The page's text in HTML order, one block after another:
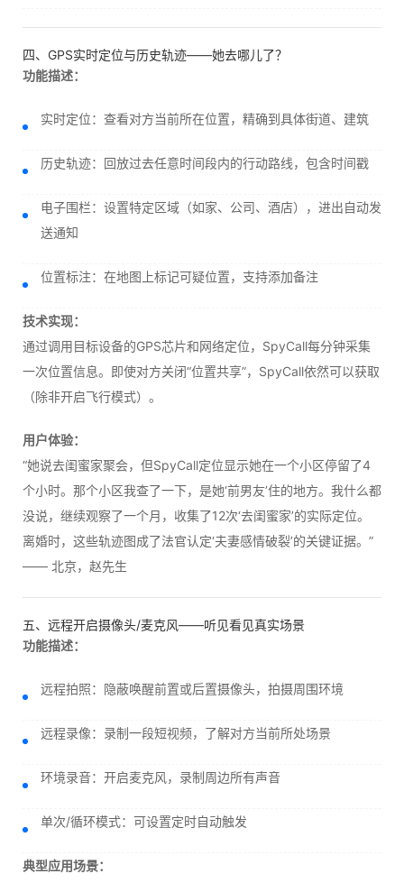
四、GPS实时定位与历史轨迹——她去哪儿了？
功能描述：
实时定位：查看对方当前所在位置，精确到具体街道、建筑
历史轨迹：回放过去任意时间段内的行动路线，包含时间戳
电子围栏：设置特定区域（如家、公司、酒店），进出自动发
送通知
位置标注：在地图上标记可疑位置，支持添加备注
技术实现：
通过调用目标设备的GPS芯片和网络定位，SpyCall每分钟采集
一次位置信息。即使对方关闭“位置共享”，SpyCall依然可以获取
（除非开启飞行模式）。
用户体验：
“她说去闺蜜家聚会，但SpyCall定位显示她在一个小区停留了4
个小时。那个小区我查了一下，是她‘前男友’住的地方。我什么都
没说，继续观察了一个月，收集了12次‘去闺蜜家’的实际定位。
离婚时，这些轨迹图成了法官认定‘夫妻感情破裂’的关键证据。”
—— 北京，赵先生
五、远程开启摄像头/麦克风——听见看见真实场景
功能描述：
远程拍照：隐蔽唤醒前置或后置摄像头，拍摄周围环境
远程录像：录制一段短视频，了解对方当前所处场景
环境录音：开启麦克风，录制周边所有声音
单次/循环模式：可设置定时自动触发
典型应用场景：